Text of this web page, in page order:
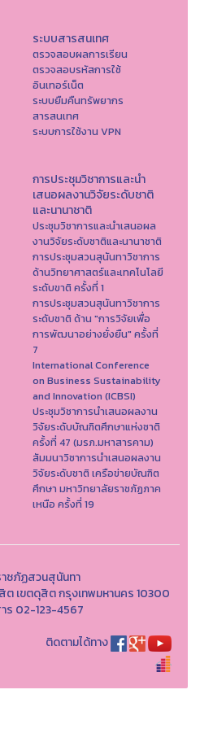
ระบบสารสนเทศ
ตรวจสอบผลการเรียน
ตรวจสอบรหัสการใช้
อินเทอร์เน็ต
ระบบยืมคืนทรัพยากร
สารสนเทศ
ระบบการใช้งาน VPN
การประชุมวิชาการและนำ
เสนอผลงานวิจัยระดับชาติ
และนานาชาติ
ประชุมวิชาการและนำเสนอผล
งานวิจัยระดับชาติและนานาชาติ
การประชุมสวนสุนันทาวิชาการ
ด้านวิทยาศาสตร์และเทคโนโลยี
ระดับขาติ ครั้งที่ 1
การประชุมสวนสุนันทาวิชาการ
ระดับชาติ ด้าน "การวิจัยเพื่อ
การพัฒนาอย่างยั่งยืน" ครั้งที่
7
International Conference
on Business Sustainability
and Innovation (ICBSI)
ประชุมวิชาการนำเสนอผลงาน
วิจัยระดับบัณฑิตศึกษาแห่งชาติ
ครั้งที่ 47 (มรภ.มหาสารคาม)
สัมมนาวิชาการนำเสนอผลงาน
วิจัยระดับชาติ เครือข่ายบัณฑิต
ศึกษา มหาวิทยาลัยราชภัฏภาค
เหนือ ครั้งที่ 19
ชภัฏสวนสุนันทา
ต เขตดุสิต กรุงเทพมหานคร 10300
ร 02-123-4567
ติดตามได้ทาง